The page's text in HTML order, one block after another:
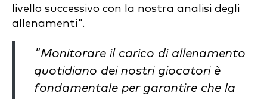
livello successivo con la nostra analisi degli
allenamenti".
"Monitorare il carico di allenamento
quotidiano dei nostri giocatori è
fondamentale per garantire che la